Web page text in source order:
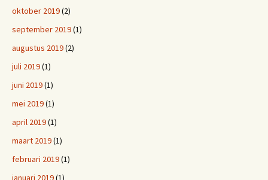
oktober 2019(2)
september 2019(1)
augustus 2019(2)
juli 2019(1)
juni 2019(1)
mei 2019(1)
april 2019(1)
maart 2019(1)
februari 2019(1)
januari 2019(1)